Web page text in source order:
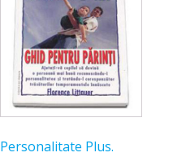
Personalitate Plus.